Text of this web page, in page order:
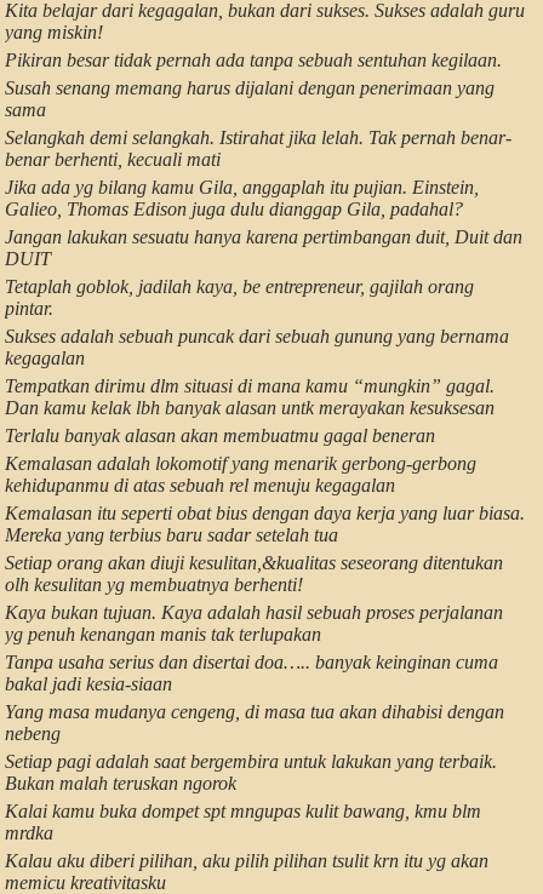
Kita belajar dari kegagalan, bukan dari sukses. Sukses adalah guru
yang miskin!
Pikiran besar tidak pernah ada tanpa sebuah sentuhan kegilaan.
Susah senang memang harus dijalani dengan penerimaan yang
sama
Selangkah demi selangkah. Istirahat jika lelah. Tak pernah benar-
benar berhenti, kecuali mati
Jika ada yg bilang kamu Gila, anggaplah itu pujian. Einstein,
Galieo, Thomas Edison juga dulu dianggap Gila, padahal?
Jangan lakukan sesuatu hanya karena pertimbangan duit, Duit dan
DUIT
Tetaplah goblok, jadilah kaya, be entrepreneur, gajilah orang
pintar.
Sukses adalah sebuah puncak dari sebuah gunung yang bernama
kegagalan
Tempatkan dirimu dlm situasi di mana kamu “mungkin” gagal.
Dan kamu kelak lbh banyak alasan untk merayakan kesuksesan
Terlalu banyak alasan akan membuatmu gagal beneran
Kemalasan adalah lokomotif yang menarik gerbong-gerbong
kehidupanmu di atas sebuah rel menuju kegagalan
Kemalasan itu seperti obat bius dengan daya kerja yang luar biasa.
Mereka yang terbius baru sadar setelah tua
Setiap orang akan diuji kesulitan,&kualitas seseorang ditentukan
olh kesulitan yg membuatnya berhenti!
Kaya bukan tujuan. Kaya adalah hasil sebuah proses perjalanan
yg penuh kenangan manis tak terlupakan
Tanpa usaha serius dan disertai doa….. banyak keinginan cuma
bakal jadi kesia-siaan
Yang masa mudanya cengeng, di masa tua akan dihabisi dengan
nebeng
Setiap pagi adalah saat bergembira untuk lakukan yang terbaik.
Bukan malah teruskan ngorok
Kalai kamu buka dompet spt mngupas kulit bawang, kmu blm
mrdka
Kalau aku diberi pilihan, aku pilih pilihan tsulit krn itu yg akan
memicu kreativitasku